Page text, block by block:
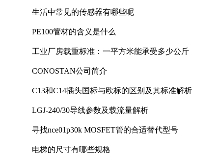
生活中常见的传感器有哪些呢
PE100管材的含义是什么
工业厂房载重标准：一平方米能承受多少公斤
CONOSTAN公司简介
C13和C14插头国标与欧标的区别及其标准解析
LGJ-240/30导线参数及载流量解析
寻找nce01p30k MOSFET管的合适替代型号
电梯的尺寸有哪些规格